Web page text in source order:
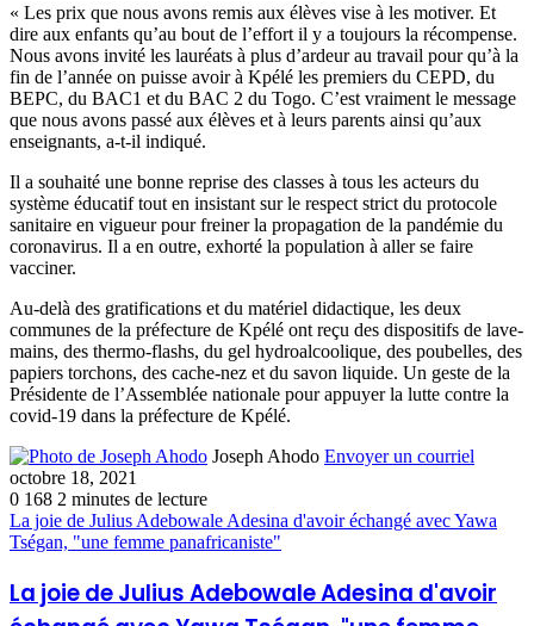
« Les prix que nous avons remis aux élèves vise à les motiver. Et
dire aux enfants qu’au bout de l’effort il y a toujours la récompense.
Nous avons invité les lauréats à plus d’ardeur au travail pour qu’à la
fin de l’année on puisse avoir à Kpélé les premiers du CEPD, du
BEPC, du BAC1 et du BAC 2 du Togo. C’est vraiment le message
que nous avons passé aux élèves et à leurs parents ainsi qu’aux
enseignants, a-t-il indiqué.
Il a souhaité une bonne reprise des classes à tous les acteurs du
système éducatif tout en insistant sur le respect strict du protocole
sanitaire en vigueur pour freiner la propagation de la pandémie du
coronavirus. Il a en outre, exhorté la population à aller se faire
vacciner.
Au-delà des gratifications et du matériel didactique, les deux
communes de la préfecture de Kpélé ont reçu des dispositifs de lave-
mains, des thermo-flashs, du gel hydroalcoolique, des poubelles, des
papiers torchons, des cache-nez et du savon liquide. Un geste de la
Présidente de l’Assemblée nationale pour appuyer la lutte contre la
covid-19 dans la préfecture de Kpélé.
Joseph Ahodo Envoyer un courriel
octobre 18, 2021
0 168 2 minutes de lecture
La joie de Julius Adebowale Adesina d'avoir échangé avec Yawa
Tségan, "une femme panafricaniste"
La joie de Julius Adebowale Adesina d'avoir